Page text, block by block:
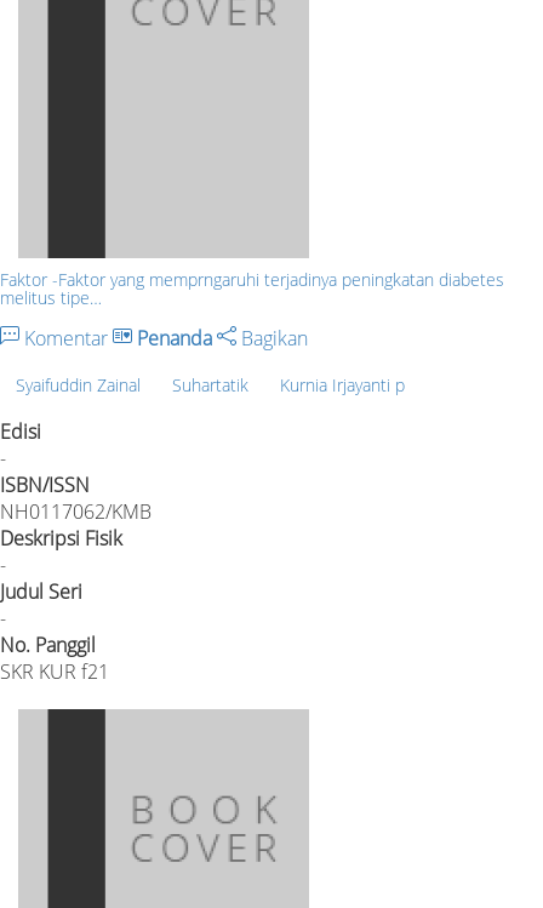
Faktor -Faktor yang memprngaruhi terjadinya peningkatan diabetes
melitus tipe…
Komentar Penanda Bagikan
Syaifuddin Zainal Suhartatik Kurnia Irjayanti p
Edisi
-
ISBN/ISSN
NH0117062/KMB
Deskripsi Fisik
-
Judul Seri
-
No. Panggil
SKR KUR f21